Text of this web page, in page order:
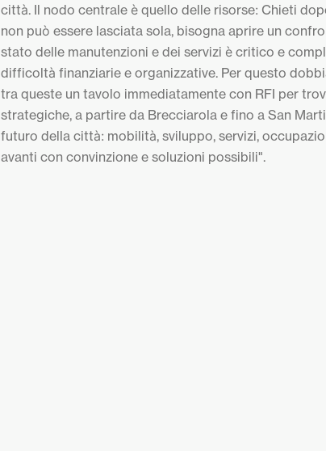
città. Il nodo centrale è quello delle risorse: Chieti
non può essere lasciata sola, bisogna aprire un
stato delle manutenzioni e dei servizi è critico e
difficoltà finanziarie e organizzative. Per questo
tra queste un tavolo immediatamente con RFI per
strategiche, a partire da Brecciarola e fino a San
futuro della città: mobilità, sviluppo, servizi,
avanti con convinzione e soluzioni possibili".